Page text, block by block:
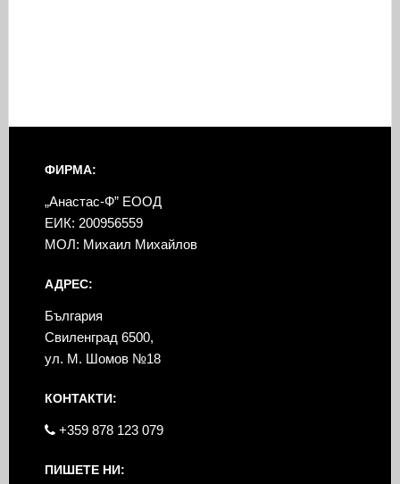
ФИРМА:
„Анастас-Ф” ЕООД
ЕИК: 200956559
МОЛ: Михаил Михайлов
АДРЕС:
България
Свиленград 6500,
ул. М. Шомов №18
КОНТАКТИ:
+359 878 123 079
ПИШЕТЕ НИ: